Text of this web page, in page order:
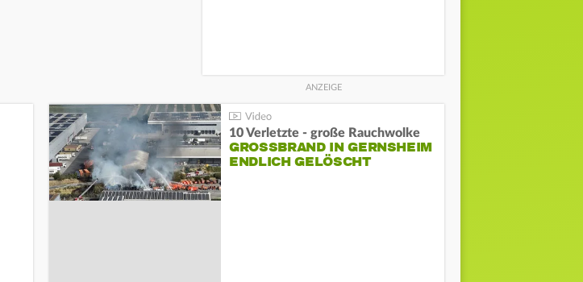
10 Verletzte - große Rauchwolke
GROSSBRAND IN GERNSHEIM E
NDLICH GELÖSCHT